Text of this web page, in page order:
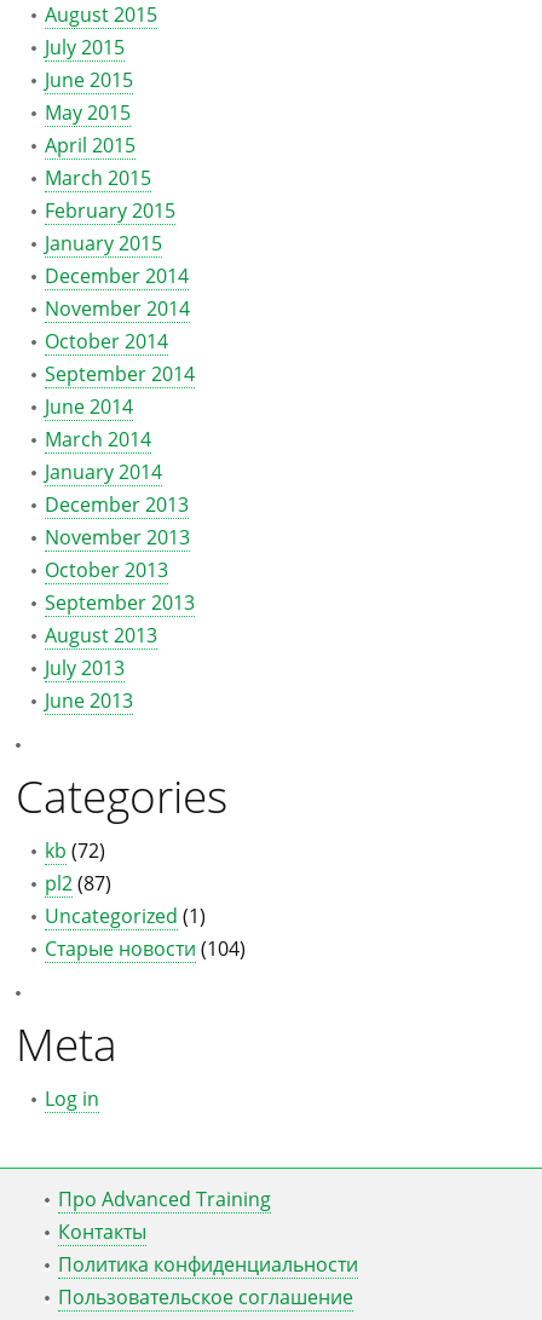
August 2015
July 2015
June 2015
May 2015
April 2015
March 2015
February 2015
January 2015
December 2014
November 2014
October 2014
September 2014
June 2014
March 2014
January 2014
December 2013
November 2013
October 2013
September 2013
August 2013
July 2013
June 2013
Categories
kb (72)
pl2(87)
Uncategorized (1)
Старые новости (104)
Meta
Log in
Про Advanced Training
Контакты
Политика конфиденциальности
Пользовательское соглашение